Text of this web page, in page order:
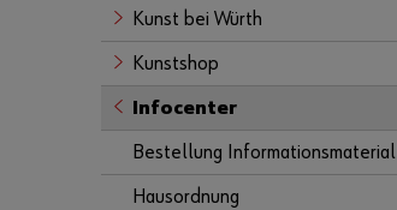
Kunst bei Würth
Kunstshop
Infocenter
Bestellung Informationsmaterial
Hausordnung